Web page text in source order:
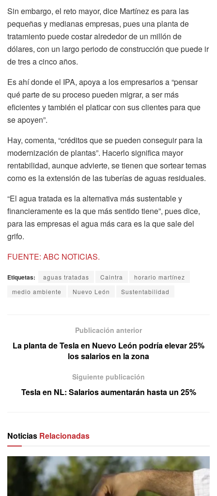
Sin embargo, el reto mayor, dice Martínez es para las
pequeñas y medianas empresas, pues una planta de
tratamiento puede costar alrededor de un millón de
dólares, con un largo periodo de construcción que puede ir
de tres a cinco años.
Es ahí donde el IPA, apoya a los empresarios a “pensar
qué parte de su proceso pueden migrar, a ser más
eficientes y también el platicar con sus clientes para que
se apoyen”.
Hay, comenta, “créditos que se pueden conseguir para la
modernización de plantas”. Hacerlo significa mayor
rentabilidad, aunque advierte, se tienen que sortear temas
como es la extensión de las tuberías de aguas residuales.
“El agua tratada es la alternativa más sustentable y
financieramente es la que más sentido tiene”, pues dice,
para las empresas el agua más cara es la que sale del
grifo.
FUENTE: ABC NOTICIAS.
Etiquetas: aguas tratadas Caintra
horario martínez
medio ambiente
Nuevo León Sustentabilidad
Publicación anterior
La planta de Tesla en Nuevo León podría elevar 25%
los salarios en la zona
Siguiente publicación
Tesla en NL: Salarios aumentarán hasta un 25%
Noticias Relacionadas